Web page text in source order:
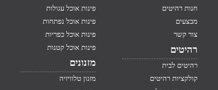
חנות רהיטים
מבצעים
צור קשר
רהיטים
רהיטים לבית
קולקציות רהיטים
פינות אוכל עגולות
פינות אוכל נפתחות
פינות אוכל כפריות
פינות אוכל קטנות
מזנונים
מזנון טלוויזיה